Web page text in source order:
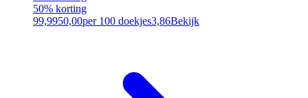
50% korting
99,9950,00per 100 doekjes3,86Bekijk